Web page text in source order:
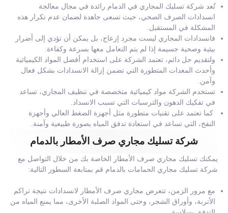
تُعد شركة تسليك المجاري في الدمام رائدة في مجال معالجة
انسدادات الصرف الصحي، حيث تسعى جاهدة لضمان عدم تكرار هذه
المشكلة في المستقبل.
فانسدادات المجاري ليست مجرد إزعاج، بل يمكن أن تؤدي إلى أضرار
بيئية وصحية جسيمة إذا لم يتم التعامل معها بسرعة وكفاءة.
ولتقديم حل دائم، تعتمد الشركة على استخدام أفضل المواد الكيميائية
وأحدث المعدات المتطورة التي تضمن إزالة الانسدادات بشكل فعال
وآمن.
تستخدم الشركة مواد كيميائية متخصصة في تنظيف المجاري، تساعد
في تفكيك الدهون والترسبات التي تسبب الانسداد.
كما تعتمد على تقنيات متطورة مثل أجهزة الضغط العالي وأجهزة
النفخ، التي تساعد في استعادة تدفق المياه بصورة طبيعية وآمنة.
شركة تسليك مجاري صرف الأمطار بالدمام
يمكنك تسليك مجاري صرف الأمطار الخاصة بك من خلال التواصل مع
شركة تسليك مجاري الحمامات بالدمام قم بمتابعة السطور التالية:
مع مرور الزمن، تتعرض مجاري صرف الأمطار لانسدادات نتيجة تراكم
الأتربة، وأوراق الشجر، وحتى المواد الصلبة الأخرى، مما يمنع المياه من